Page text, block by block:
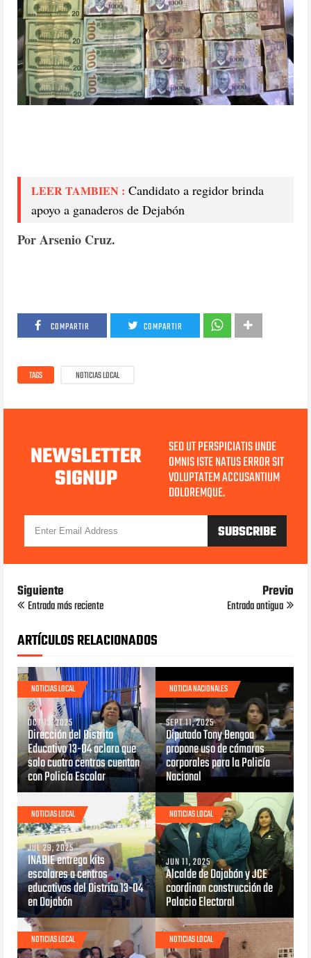
LEER TAMBIEN : Candidato a regidor brinda
apoyo a ganaderos de Dejabón
Por Arsenio Cruz.
COMPARTIR COMPARTIR
TAGS NOTICIAS LOCAL
NEWSLETTER
SIGNUP
SED UT PERSPICIATIS UNDE
OMNIS ISTE NATUS ERROR SIT
VOLUPTATEM ACCUSANTIUM
DOLOREMQUE.
Siguiente
Entrada más reciente
Previo
Entrada antigua
ARTÍCULOS RELACIONADOS
NOTICIAS LOCAL
OCT 13, 2025
Dirección del Distrito
Educativo 13-04 aclara que
solo cuatro centros cuentan
con Policía Escolar
NOTICIA NACIONALES
SEPT 11, 2025
Diputado Tony Bengoa
propone uso de cámaras
corporales para la Policía
Nacional
NOTICIAS LOCAL
JUL 29, 2025
INABIE entrega kits
escolares a centros
educativos del Distrito 13-04
en Dajabón
NOTICIAS LOCAL
JUN 11, 2025
Alcalde de Dajabón y JCE
coordinan construcción de
Palacio Electoral
NOTICIAS LOCAL NOTICIAS LOCAL